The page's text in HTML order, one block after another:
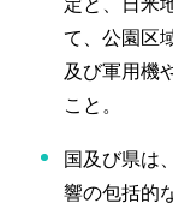
定と、日米
て、公園区
及び軍用機
こと。
国及び県は
響の包括的